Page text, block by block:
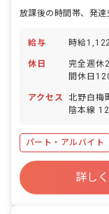
放課後の時間帯、発
給与 時給
休日
完全週休
間休日
アクセス
北野白梅
陰本線
立命館大
18 分
パート・アルバイト
詳し